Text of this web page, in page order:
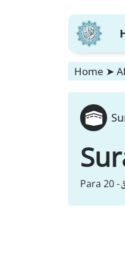
Home ➤
Para 20 -